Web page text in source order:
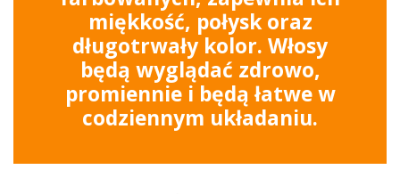
miękkość, połysk oraz
długotrwały kolor. Włosy
będą wyglądać zdrowo,
promiennie i będą łatwe w
codziennym układaniu.